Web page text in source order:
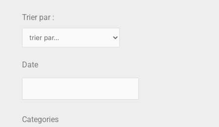
Trier par :
Date
Categories